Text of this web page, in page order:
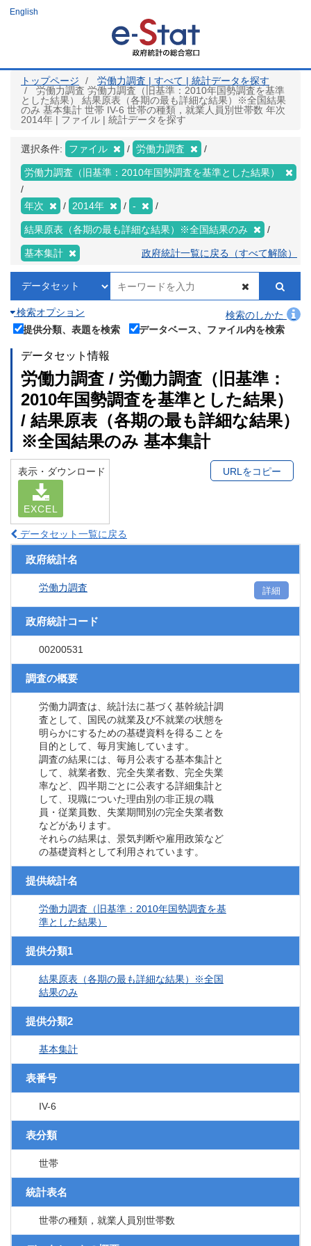
ツ
English
トップページ
労働力調査 | すべて | 統計データを探す
労働力調査 労働力調査（旧基準：2010年国勢調査を基準
とした結果） 結果原表（各期の最も詳細な結果）※全国結果
のみ 基本集計 世帯 IV-6 世帯の種類，就業人員別世帯数 年次
2014年 | ファイル | 統計データを探す
選択条件: ファイル 労働力調査
労働力調査（旧基準：2010年国勢調査を基準とした結果）
年次 2014年 -
結果原表（各期の最も詳細な結果）※全国結果のみ
基本集計 政府統計一覧に戻る（すべて解除）
検索オプション
検索のしかた
提供分類、表題を検索
データベース、ファイル内を検索
データセット情報
労働力調査 / 労働力調査（旧基準：
2010年国勢調査を基準とした結果）
/ 結果原表（各期の最も詳細な結果）
※全国結果のみ 基本集計
表示・ダウンロード
EXCEL
URLをコピー
データセット一覧に戻る
政府統計名
労働力調査 詳細
政府統計コード
00200531
調査の概要
労働力調査は、統計法に基づく基幹統計調
査として、国民の就業及び不就業の状態を
明らかにするための基礎資料を得ることを
目的として、毎月実施しています。
調査の結果には、毎月公表する基本集計と
して、就業者数、完全失業者数、完全失業
率など、四半期ごとに公表する詳細集計と
して、現職についた理由別の非正規の職
員・従業員数、失業期間別の完全失業者数
などがあります。
それらの結果は、景気判断や雇用政策など
の基礎資料として利用されています。
提供統計名
労働力調査（旧基準：2010年国勢調査を基
準とした結果）
提供分類1
結果原表（各期の最も詳細な結果）※全国
結果のみ
提供分類2
基本集計
表番号
IV-6
表分類
世帯
統計表名
世帯の種類，就業人員別世帯数